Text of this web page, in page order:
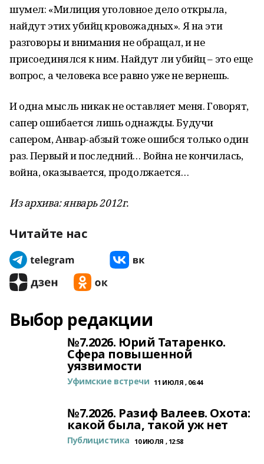
шумел: «Милиция уголовное дело открыла,
найдут этих убийц кровожадных». Я на эти
разговоры и внимания не обращал, и не
присоединялся к ним. Найдут ли убийц – это еще
вопрос, а человека все равно уже не вернешь.
И одна мысль никак не оставляет меня. Говорят,
сапер ошибается лишь однажды. Будучи
сапером, Анвар-абзый тоже ошибся только один
раз. Первый и последний… Война не кончилась,
война, оказывается, продолжается…
Из архива: январь 2012г.
Читайте нас
Выбор редакции
№7.2026. Юрий Татаренко.
Сфера повышенной
уязвимости
Уфимские встречи 11 ИЮЛЯ , 06:44
№7.2026. Разиф Валеев. Охота:
какой была, такой уж нет
Публицистика 10 ИЮЛЯ , 12:58